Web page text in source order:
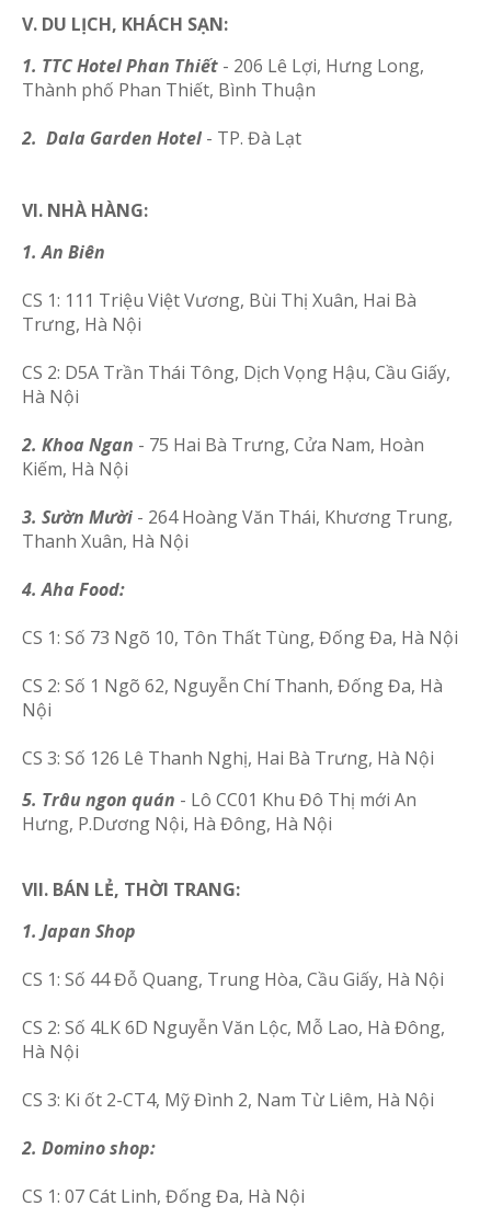
V. DU LỊCH, KHÁCH SẠN:
1. TTC Hotel Phan Thiết - 206 Lê Lợi, Hưng Long,
Thành phố Phan Thiết, Bình Thuận
2. Dala Garden Hotel - TP. Đà Lạt
VI. NHÀ HÀNG:
1. An Biên
CS 1: 111 Triệu Việt Vương, Bùi Thị Xuân, Hai Bà
Trưng, Hà Nội
CS 2: D5A Trần Thái Tông, Dịch Vọng Hậu, Cầu Giấy,
Hà Nội
2. Khoa Ngan - 75 Hai Bà Trưng, Cửa Nam, Hoàn
Kiếm, Hà Nội
3. Sườn Mười - 264 Hoàng Văn Thái, Khương Trung,
Thanh Xuân, Hà Nội
4. Aha Food:
CS 1: Số 73 Ngõ 10, Tôn Thất Tùng, Đống Đa, Hà Nội
CS 2: Số 1 Ngõ 62, Nguyễn Chí Thanh, Đống Đa, Hà
Nội
CS 3: Số 126 Lê Thanh Nghị, Hai Bà Trưng, Hà Nội
5. Trâu ngon quán - Lô CC01 Khu Đô Thị mới An
Hưng, P.Dương Nội, Hà Đông, Hà Nội
VII. BÁN LẺ, THỜI TRANG:
1. Japan Shop
CS 1: Số 44 Đỗ Quang, Trung Hòa, Cầu Giấy, Hà Nội
CS 2: Số 4LK 6D Nguyễn Văn Lộc, Mỗ Lao, Hà Đông,
Hà Nội
CS 3: Ki ốt 2-CT4, Mỹ Đình 2, Nam Từ Liêm, Hà Nội
2. Domino shop:
CS 1: 07 Cát Linh, Đống Đa, Hà Nội